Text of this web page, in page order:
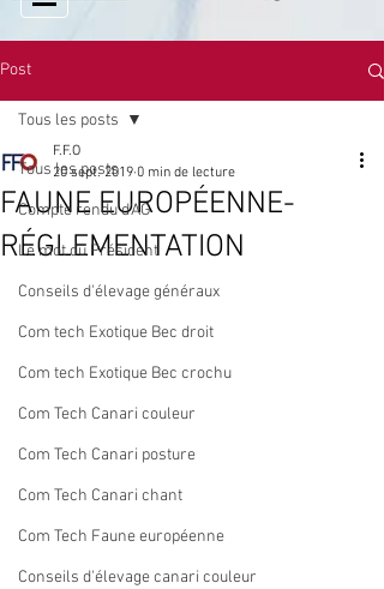
Post
Tous les posts
Compte rendu d'AG
Le mot du Président
Conseils d'élevage généraux
Com tech Exotique Bec droit
Com tech Exotique Bec crochu
Com Tech Canari couleur
Com Tech Canari posture
Com Tech Canari chant
Com Tech Faune européenne
Conseils d'élevage canari couleur
Tous les posts
FAUNE EUROPÉENNE-
RÉGLEMENTATION
F.F.O
20 sept. 2019 0 min de lecture